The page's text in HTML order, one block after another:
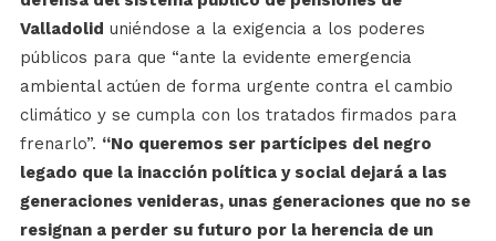
Valladolid uniéndose a la exigencia a los poderes
públicos para que “ante la evidente emergencia
ambiental actúen de forma urgente contra el cambio
climático y se cumpla con los tratados firmados para
frenarlo”. “No queremos ser partícipes del negro
legado que la inacción política y social dejará a las
generaciones venideras, unas generaciones que no se
resignan a perder su futuro por la herencia de un